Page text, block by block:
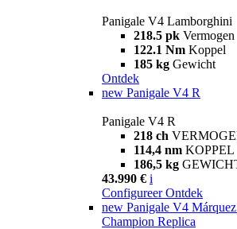
Panigale V4 Lamborghini
218.5 pk Vermogen
122.1 Nm Koppel
185 kg Gewicht
Ontdek
new Panigale V4 R
Panigale V4 R
218 ch
114,4 nm KOPPEL
186,5 kg
43.990 € i
Configureer Ontdek
new Panigale V4
Champion Replica